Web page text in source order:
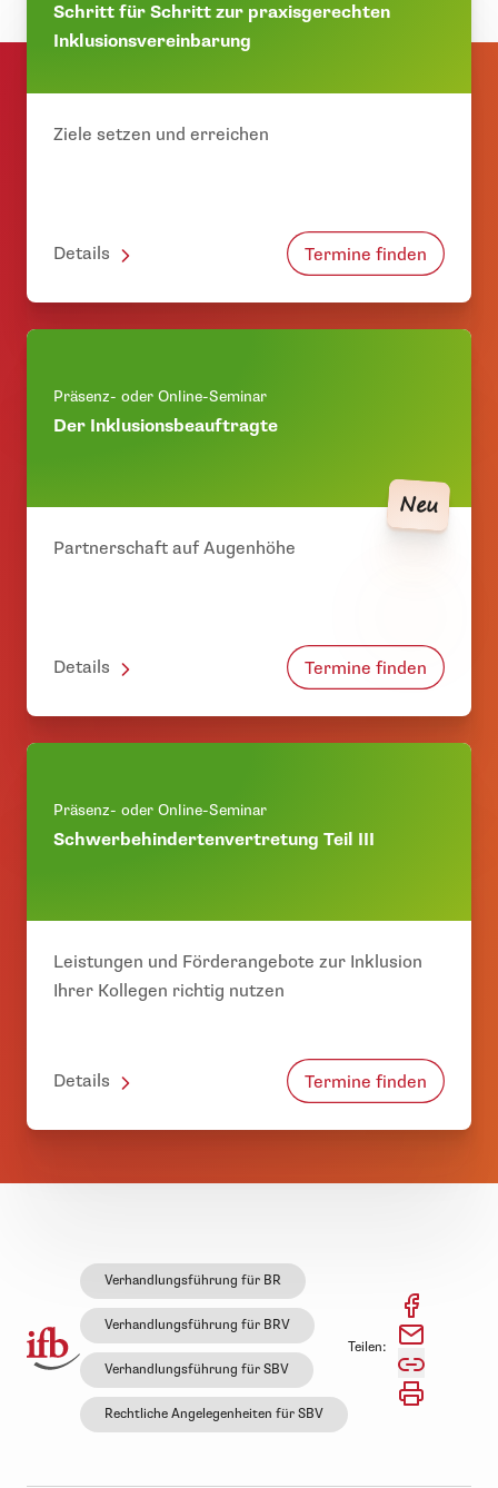
Schritt für Schritt zur praxisgerechten
Inklusionsvereinbarung
Ziele setzen und erreichen
Details Termine finden
Präsenz- oder Online-Seminar
Der Inklusionsbeauftragte
Neu
Partnerschaft auf Augenhöhe
Details Termine finden
Präsenz- oder Online-Seminar
Schwerbehindertenvertretung Teil III
Leistungen und Förderangebote zur Inklusion
Ihrer Kollegen richtig nutzen
Details Termine finden
Verhandlungsführung für BR
Verhandlungsführung für BRV
Verhandlungsführung für SBV
Rechtliche Angelegenheiten für SBV
Teilen: